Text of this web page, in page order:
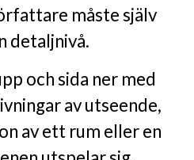
måste själv
detaljnivå.
och sida ner med
av utseende,
av ett rum eller en